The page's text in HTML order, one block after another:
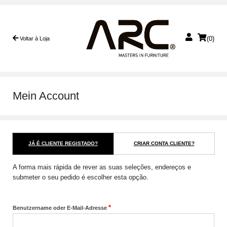
Voltar à Loja (0)
Mein Account
JÁ É CLIENTE REGISTADO? CRIAR CONTA CLIENTE?
A forma mais rápida de rever as suas seleções, endereços e
submeter o seu pedido é escolher esta opção.
Benutzername oder E-Mail-Adresse *